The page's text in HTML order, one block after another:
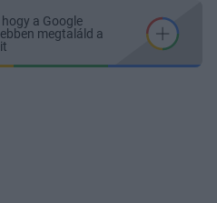
hogy a Google
megtaláld a